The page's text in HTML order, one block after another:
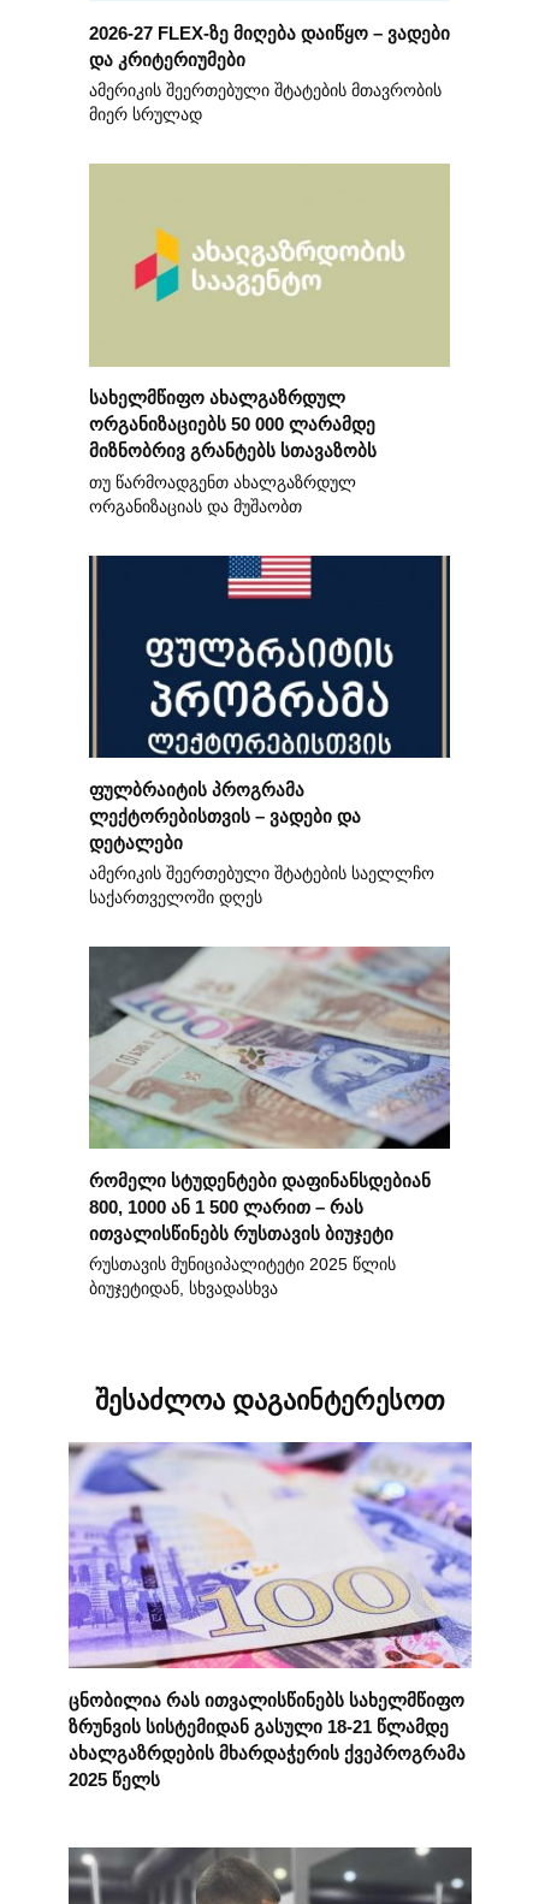
2026-27 FLEX-ზე მიღება დაიწყო – ვადები
და კრიტერიუმები
ამერიკის შეერთებული შტატების მთავრობის
მიერ სრულად
სახელმწიფო ახალგაზრდულ
ორგანიზაციებს 50 000 ლარამდე
მიზნობრივ გრანტებს სთავაზობს
თუ წარმოადგენთ ახალგაზრდულ
ორგანიზაციას და მუშაობთ
ფულბრაიტის პროგრამა
ლექტორებისთვის – ვადები და
დეტალები
ამერიკის შეერთებული შტატების საელლჩო
საქართველოში დღეს
რომელი სტუდენტები დაფინანსდებიან
800, 1000 ან 1 500 ლარით – რას
ითვალისწინებს რუსთავის ბიუჯეტი
რუსთავის მუნიციპალიტეტი 2025 წლის
ბიუჯეტიდან, სხვადასხვა
შესაძლოა დაგაინტერესოთ
ცნობილია რას ითვალისწინებს სახელმწიფო
ზრუნვის სისტემიდან გასული 18-21 წლამდე
ახალგაზრდების მხარდაჭერის ქვეპროგრამა
2025 წელს